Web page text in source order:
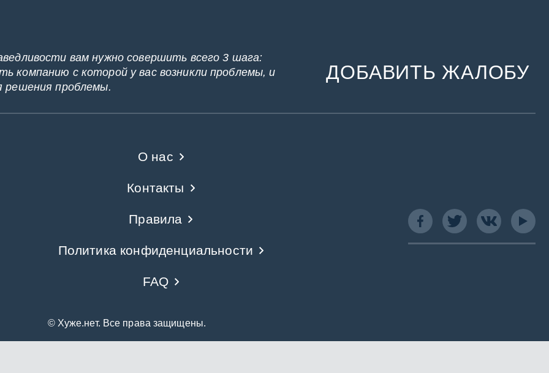
вам нужно совершить всего 3 шага:
компанию с которой у вас возникли проблемы, и
решения проблемы.
ДОБАВИТЬ ЖАЛОБУ
О нас
Контакты
Правила
Политика конфиденциальности
FAQ
© Хуже.нет. Все права защищены.